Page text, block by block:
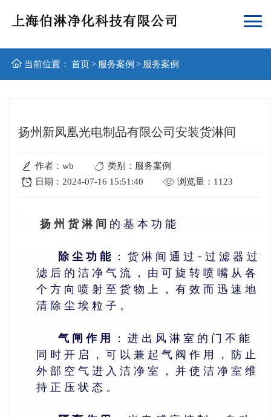
当前位置： 首页> 服务案例 > 服务案例
扬州新凤凰光电制品有限公司安装货淋间
作者：wb
类别：服务案例
日期：2024-07-16 15:51:40
浏览量：1123
扬州货淋间 的基本功能
除尘功能 ：货淋间通过-过滤器过
滤后的洁净气流，由可旋转喷嘴从各
个方向喷射至货物上，有效而迅速地
清除尘埃粒子。
气闸作用
：进出风淋室的门不能
同时开启，可以兼起气阀作用，防止
外部空气进入洁净室，并使洁净室维
持正压状态。